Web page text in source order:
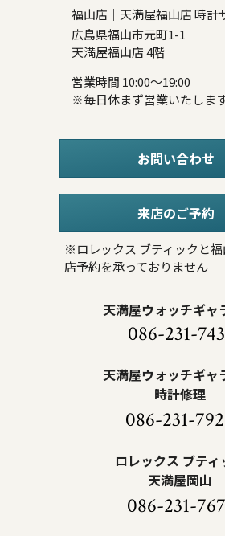
福山店｜天満屋福山店 時計
広島県福山市元町1-1
天満屋福山店 4階
営業時間 10:00～19:00
※毎日休まず営業いたしま
お問い合わせ
来店のご予約
※ロレックス ブティックと
店予約を承っておりません
天満屋ウォッチギャ
086-231-
天満屋ウォッチギャ
時計修理
086-231-
ロレックス ブティ
天満屋岡山
086-231-